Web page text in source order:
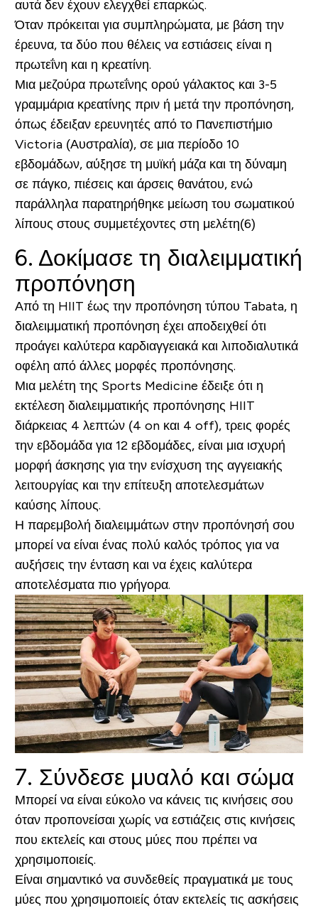
αυτά δεν έχουν ελεγχθεί επαρκώς.
Όταν πρόκειται για συμπληρώματα, με βάση την
έρευνα, τα δύο που θέλεις να εστιάσεις είναι η
πρωτεΐνη και η κρεατίνη.
Μια μεζούρα πρωτεΐνης ορού γάλακτος και 3-5
γραμμάρια κρεατίνης πριν ή μετά την προπόνηση,
όπως έδειξαν ερευνητές από το Πανεπιστήμιο
Victoria (Αυστραλία), σε μια περίοδο 10
εβδομάδων, αύξησε τη μυϊκή μάζα και τη δύναμη
σε πάγκο, πιέσεις και άρσεις θανάτου, ενώ
παράλληλα παρατηρήθηκε μείωση του σωματικού
λίπους στους συμμετέχοντες στη μελέτη(6)
6. Δοκίμασε τη διαλειμματική
προπόνηση
Από τη HIIT έως την προπόνηση τύπου Tabata, η
διαλειμματική προπόνηση έχει αποδειχθεί ότι
προάγει καλύτερα καρδιαγγειακά και λιποδιαλυτικά
οφέλη από άλλες μορφές προπόνησης.
Μια μελέτη της Sports Medicine έδειξε ότι η
εκτέλεση διαλειμματικής προπόνησης HIIT
διάρκειας 4 λεπτών (4 on και 4 off), τρεις φορές
την εβδομάδα για 12 εβδομάδες, είναι μια ισχυρή
μορφή άσκησης για την ενίσχυση της αγγειακής
λειτουργίας και την επίτευξη αποτελεσμάτων
καύσης λίπους.
Η παρεμβολή διαλειμμάτων στην προπόνησή σου
μπορεί να είναι ένας πολύ καλός τρόπος για να
αυξήσεις την ένταση και να έχεις καλύτερα
αποτελέσματα πιο γρήγορα.
7. Σύνδεσε μυαλό και σώμα
Μπορεί να είναι εύκολο να κάνεις τις κινήσεις σου
όταν προπονείσαι χωρίς να εστιάζεις στις κινήσεις
που εκτελείς και στους μύες που πρέπει να
χρησιμοποιείς.
Είναι σημαντικό να συνδεθείς πραγματικά με τους
μύες που χρησιμοποιείς όταν εκτελείς τις ασκήσεις